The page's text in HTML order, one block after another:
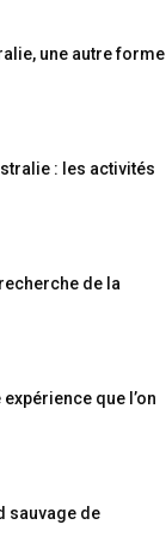
une autre forme
: les activités
de la
que l’on
sauvage de